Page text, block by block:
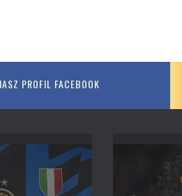
PROFIL FACEBOOK